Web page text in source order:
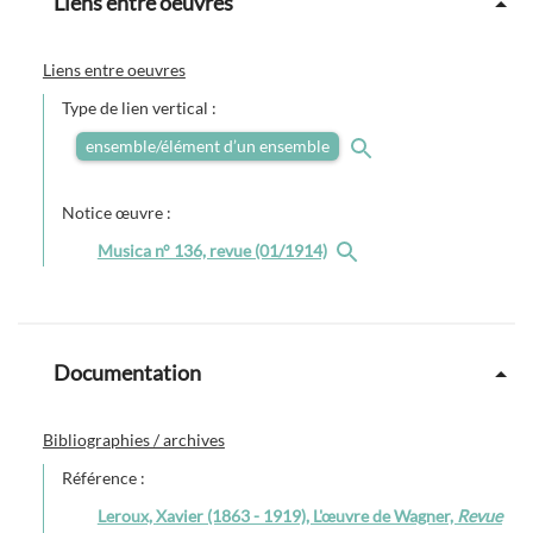
Liens entre oeuvres
Type de lien vertical :
ensemble/élément d’un ensemble
Notice œuvre :
Musica n° 136, revue (01/1914)
Documentation
Bibliographies / archives
Référence :
Leroux, Xavier (1863 - 1919), L'œuvre de Wagner, Revue